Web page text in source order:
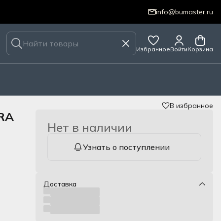
info@bumaster.ru
ИзбранноеВойтиКорзина
В избранное
Нет в наличии
Узнать о поступлении
Доставка